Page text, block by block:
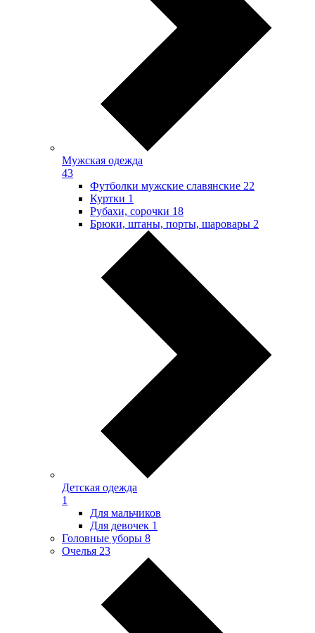
Мужская одежда
43
Футболки мужские славянские 22
Куртки 1
Рубахи, сорочки 18
Брюки, штаны, порты, шаровары 2
Детская одежда
1
Для мальчиков
Для девочек 1
Головные уборы 8
Очелья 23